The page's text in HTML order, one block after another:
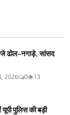
ढोल-नगाड़े, सांसद
2026 0 13
पुलिस की बड़ी